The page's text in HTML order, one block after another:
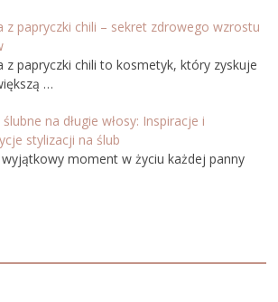
z papryczki chili – sekret zdrowego wzrostu
z papryczki chili to kosmetyk, który zyskuje
…
ślubne na długie włosy: Inspiracje i
stylizacji na ślub
moment w życiu każdej panny